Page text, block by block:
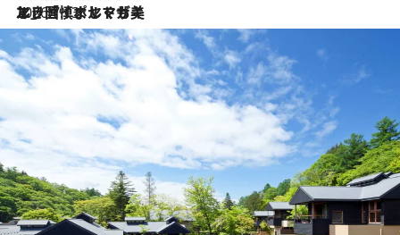
2026.7.13
エッセイ・ヤマザキマリ「慎ましくも美しき国 ポルトガル」